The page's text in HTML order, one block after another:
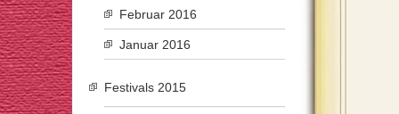
Februar 2016
Januar 2016
Festivals 2015